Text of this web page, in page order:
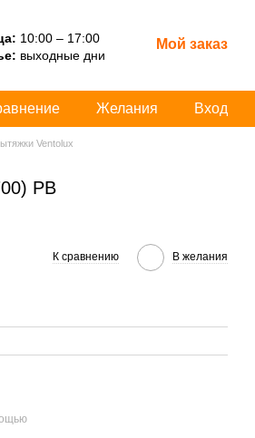
10:00 – 17:00
выходные дни
Мой заказ
Желания Вход
Ventolux
PB
К сравнению В желания